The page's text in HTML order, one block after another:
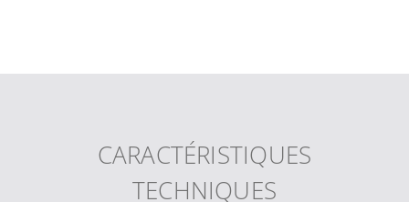
CARACTÉRISTIQUES
TECHNIQUES